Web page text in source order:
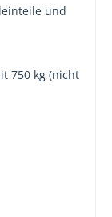
und
750 kg (nicht